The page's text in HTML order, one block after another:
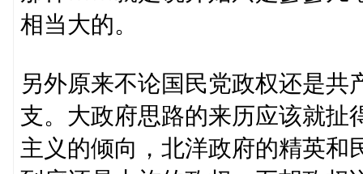
相当大的。
另外原来不论国民党政权还是共
支。大政府思路的来历应该就扯
主义的倾向，北洋政府的精英